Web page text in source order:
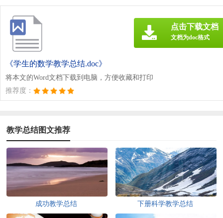
《学生的数学教学总结.doc》
将本文的Word文档下载到电脑，方便收藏和打印
推荐度：
点击下载文档
文档为doc格式
教学总结图文推荐
成功教学总结 下册科学教学总结